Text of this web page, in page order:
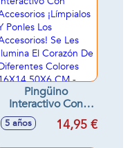
Pingüino
Interactivo Con
Accesorios
¡Límpialos Y Ponles
5 años 14,95 €